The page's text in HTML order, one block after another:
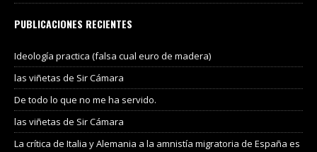
PUBLICACIONES RECIENTES
Ideología practica (falsa cual euro de madera)
las viñetas de Sir Cámara
De todo lo que no me ha servido.
las viñetas de Sir Cámara
La crítica de Italia y Alemania a la amnistía migratoria de España es